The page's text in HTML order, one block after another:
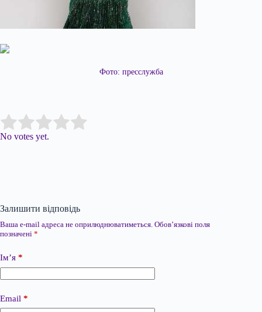
Фото: пресслужба
Rate this item:
No votes yet.
Залишити відповідь
Ваша e-mail адреса не оприлюднюватиметься. Обов’язкові поля
позначені *
Ім’я *
Email *